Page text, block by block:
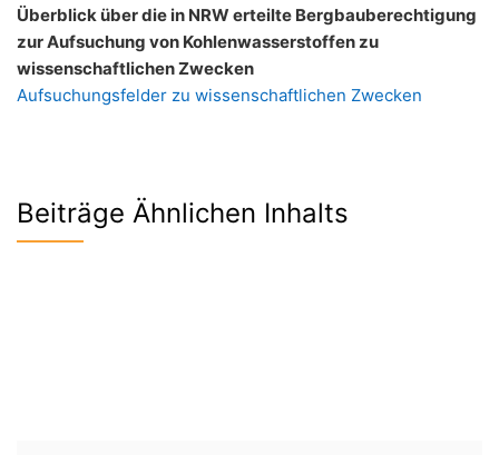
Überblick über die in NRW erteilte Bergbauberechtigung
zur Aufsuchung von Kohlenwasserstoffen zu
wissenschaftlichen Zwecken
Aufsuchungsfelder zu wissenschaftlichen Zwecken
Beiträge Ähnlichen Inhalts